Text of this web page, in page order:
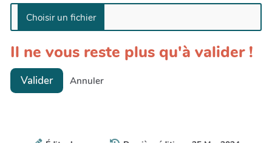
Il ne vous reste plus qu'à valider !
Valider Annuler